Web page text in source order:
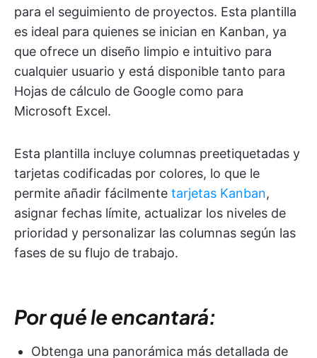
para el seguimiento de proyectos. Esta plantilla
es ideal para quienes se inician en Kanban, ya
que ofrece un diseño limpio e intuitivo para
cualquier usuario y está disponible tanto para
Hojas de cálculo de Google como para
Microsoft Excel.
Esta plantilla incluye columnas preetiquetadas y
tarjetas codificadas por colores, lo que le
permite añadir fácilmente tarjetas Kanban,
asignar fechas límite, actualizar los niveles de
prioridad y personalizar las columnas según las
fases de su flujo de trabajo.
Por qué le encantará:
Obtenga una panorámica más detallada de